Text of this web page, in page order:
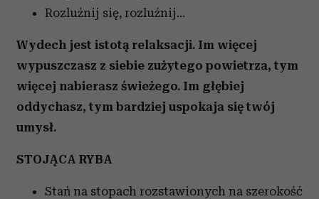
Rozluźnij się, rozluźnij...
Wydech jest istotą relaksacji. Im więcej
wypuszczasz z siebie zużytego powietrza, tym
więcej nabierasz świeżego. Im głębiej
oddychasz, tym bardziej uspokaja się twój
umysł.
STOJĄCA RYBA
Stań na stopach rozstawionych na szerokość